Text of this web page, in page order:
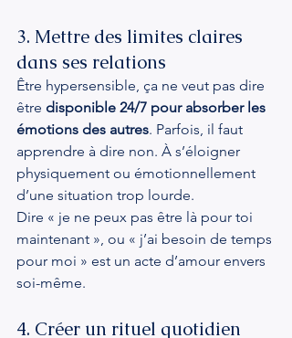
3. Mettre des limites claires
dans ses relations
Être hypersensible, ça ne veut pas dire
être disponible 24/7 pour absorber les
émotions des autres. Parfois, il faut
apprendre à dire non. À s’éloigner
physiquement ou émotionnellement
d’une situation trop lourde.
Dire « je ne peux pas être là pour toi
maintenant », ou « j’ai besoin de temps
pour moi » est un acte d’amour envers
soi-même.
4. Créer un rituel quotidien